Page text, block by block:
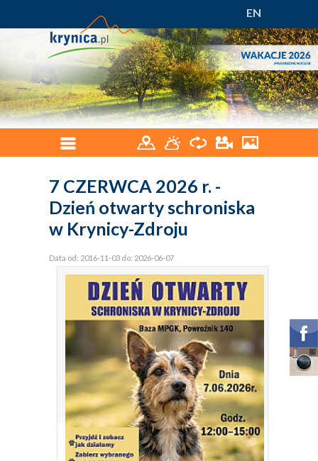
EN
7 CZERWCA 2026 r. -
Dzień otwarty schroniska
w Krynicy-Zdroju
Data od: 2016-11-03 do: 2026-06-07